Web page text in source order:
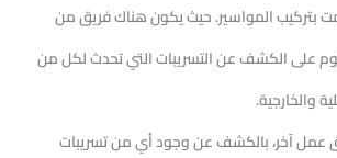
بتركيب المواسير. حيث يكون هناك فريق من
على الكشف عن التسريبات التي تحدث لكل من
والخارجية.
عمل آخر، بالكشف عن وجود أي من تسريبات